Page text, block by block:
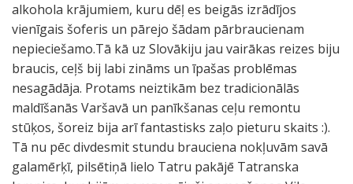
alkohola krājumiem, kuru dēļ es beigās izrādījos
vienīgais šoferis un pārejo šādam pārbraucienam
nepieciešamo.Tā kā uz Slovākiju jau vairākas reizes biju
braucis, ceļš bij labi zināms un īpašas problēmas
nesagādāja. Protams neiztikām bez tradicionālās
maldīšanās Varšavā un panīkšanas ceļu remontu
stūķos, šoreiz bija arī fantastisks zaļo pieturu skaits :).
Tā nu pēc divdesmit stundu brauciena nokļuvām savā
galamērķī, pilsētiņā lielo Tatru pakājē Tatranska